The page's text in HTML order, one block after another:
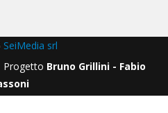
SeiMedia srl
Bruno Grillini - Fabio